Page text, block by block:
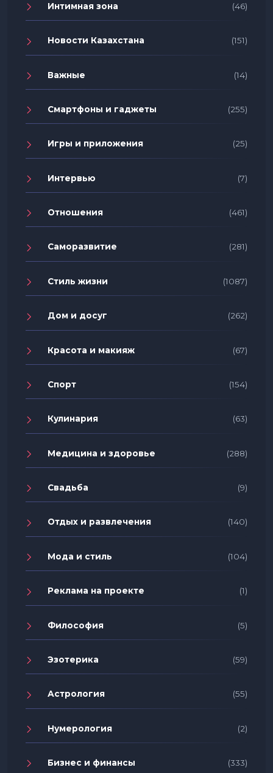
Интимная зона (46)
Новости Казахстана (151)
Важные (14)
Смартфоны и гаджеты (255)
Игры и приложения (25)
Интервью (7)
Отношения (461)
Саморазвитие (281)
Стиль жизни (1087)
Дом и досуг (262)
Красота и макияж (67)
Спорт (154)
Кулинария (63)
Медицина и здоровье (288)
Свадьба (9)
Отдых и развлечения (140)
Мода и стиль (104)
Реклама на проекте (1)
Философия (5)
Эзотерика (59)
Астрология (55)
Нумерология (2)
Бизнес и финансы (333)